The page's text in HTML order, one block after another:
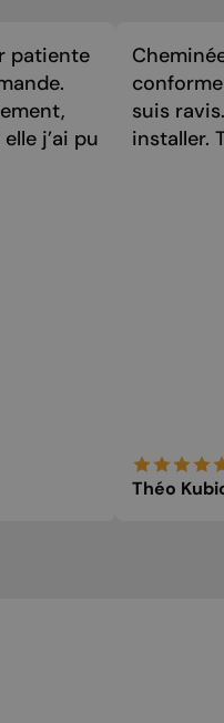
patiente
j’ai pu
suis
installer.
Théo